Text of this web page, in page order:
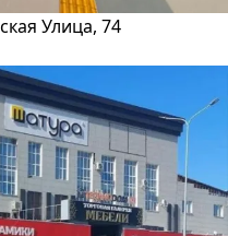
Улица, 74